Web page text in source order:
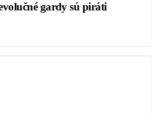
gardy sú piráti